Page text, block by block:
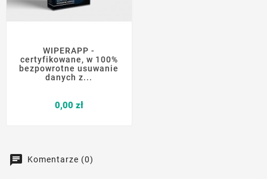
WIPERAPP -
certyfikowane, w 100%
bezpowrotne usuwanie
danych z...
0,00 złCena
Komentarze (0)